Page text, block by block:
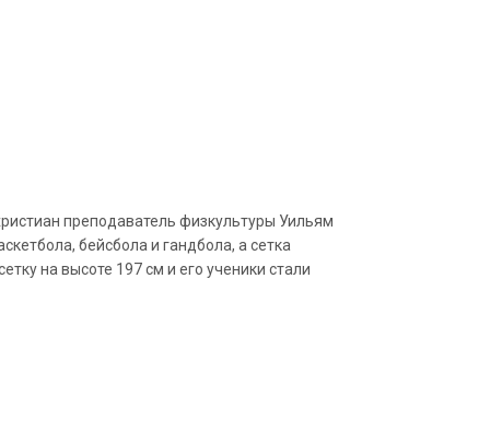
преподаватель физкультуры Уильям
бейсбола и гандбола, а сетка
на высоте 197 см и его ученики стали